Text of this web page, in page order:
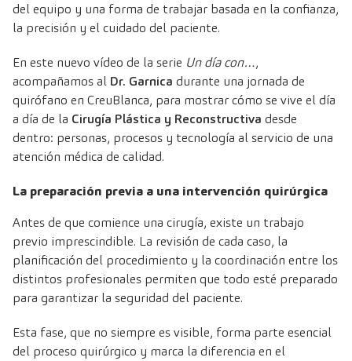
del equipo y una forma de trabajar basada en la confianza,
la precisión y el cuidado del paciente.
En este nuevo vídeo de la serie Un día con…,
acompañamos al Dr. Garnica durante una jornada de
quirófano en CreuBlanca, para mostrar cómo se vive el día
a día de la Cirugía Plástica y Reconstructiva desde
dentro: personas, procesos y tecnología al servicio de una
atención médica de calidad.
La preparación previa a una intervención quirúrgica
Antes de que comience una cirugía, existe un trabajo
previo imprescindible. La revisión de cada caso, la
planificación del procedimiento y la coordinación entre los
distintos profesionales permiten que todo esté preparado
para garantizar la seguridad del paciente.
Esta fase, que no siempre es visible, forma parte esencial
del proceso quirúrgico y marca la diferencia en el